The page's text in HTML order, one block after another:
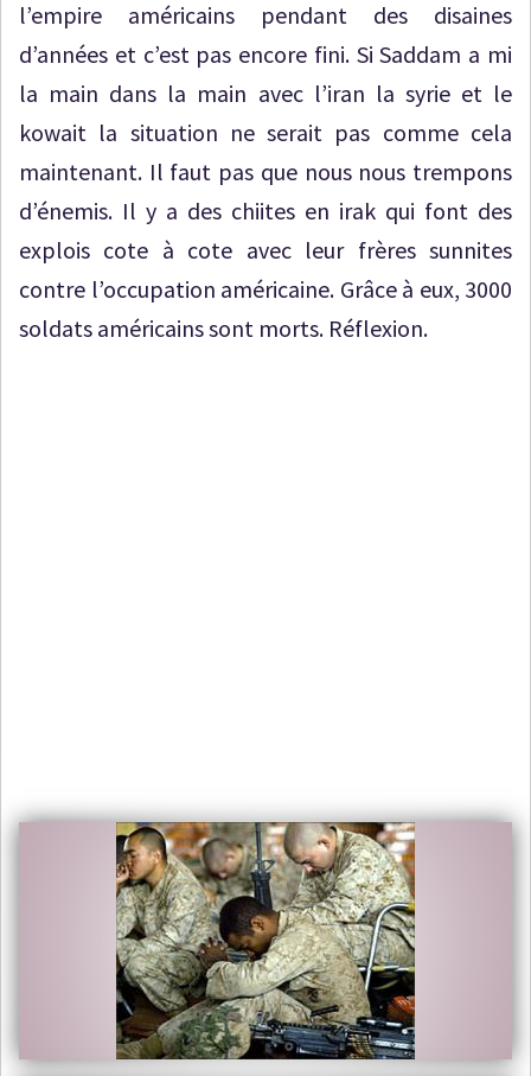
l’empire américains pendant des disaines
d’années et c’est pas encore fini. Si Saddam a mi
la main dans la main avec l’iran la syrie et le
kowait la situation ne serait pas comme cela
maintenant. Il faut pas que nous nous trempons
d’énemis. Il y a des chiites en irak qui font des
explois cote à cote avec leur frères sunnites
contre l’occupation américaine. Grâce à eux, 3000
soldats américains sont morts. Réflexion.